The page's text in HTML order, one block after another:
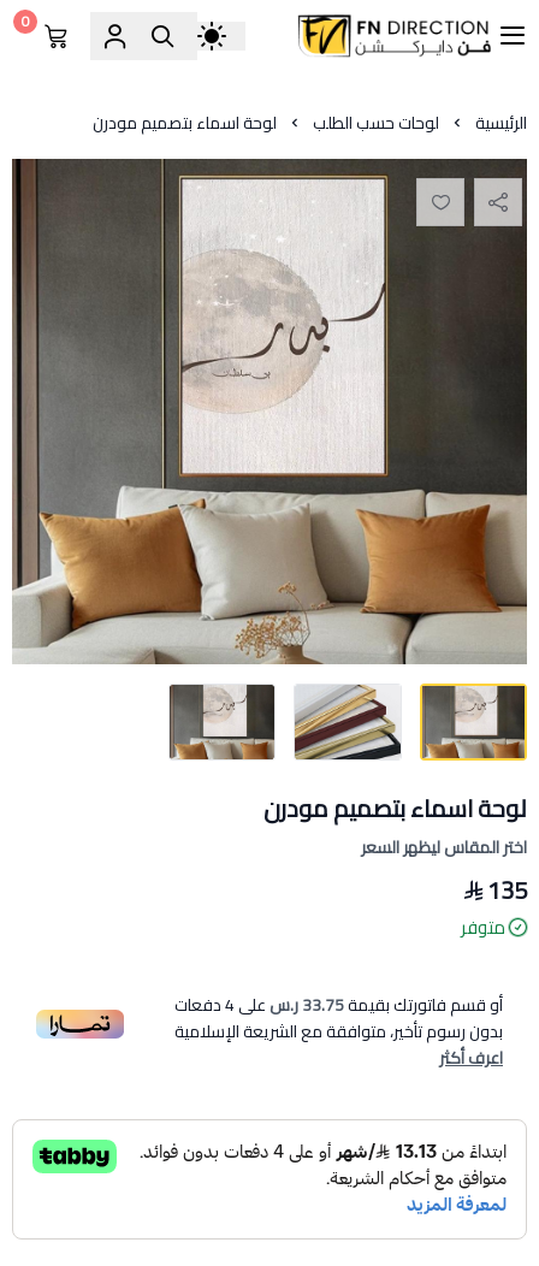
فن دايركشن
0
الرئيسية لوحات حسب الطلب لوحة اسماء بتصميم مودرن
لوحة اسماء بتصميم مودرن
اختر المقاس ليظهر السعر
135
متوفر
أو قسم فاتورتك بقيمة33.75 ر.س على4دفعات
بدون رسوم تأخير، متوافقة مع الشريعة الإسلامية
اعرف أكثر